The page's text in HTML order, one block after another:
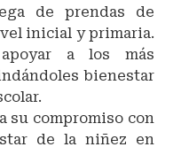
de prendas de
inicial y primaria.
a los más
bienestar
su compromiso con
de la niñez en